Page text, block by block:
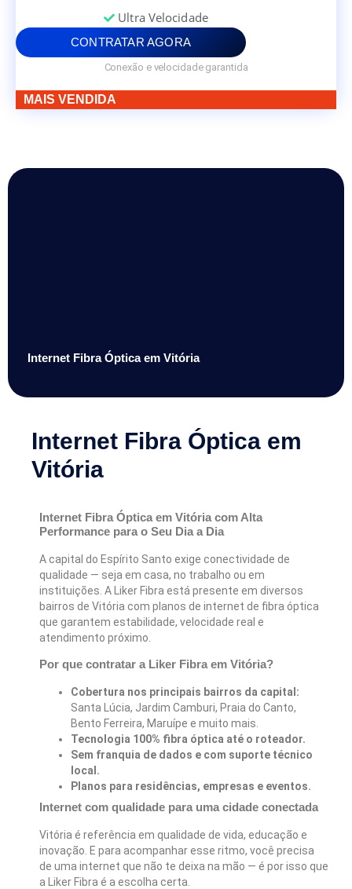
Ultra Velocidade
CONTRATAR AGORA
Conexão e velocidade garantida
MAIS VENDIDA
Internet Fibra Óptica em Vitória
Internet Fibra Óptica em
Vitória
Internet Fibra Óptica em Vitória com Alta
Performance para o Seu Dia a Dia
A capital do Espírito Santo exige conectividade de
qualidade — seja em casa, no trabalho ou em
instituições. A Liker Fibra está presente em diversos
bairros de Vitória com planos de internet de fibra óptica
que garantem estabilidade, velocidade real e
atendimento próximo.
Por que contratar a Liker Fibra em Vitória?
Cobertura nos principais bairros da capital:
Santa Lúcia, Jardim Camburi, Praia do Canto,
Bento Ferreira, Maruípe e muito mais.
Tecnologia 100% fibra óptica até o roteador.
Sem franquia de dados e com suporte técnico
local.
Planos para residências, empresas e eventos.
Internet com qualidade para uma cidade conectada
Vitória é referência em qualidade de vida, educação e
inovação. E para acompanhar esse ritmo, você precisa
de uma internet que não te deixa na mão — é por isso que
a Liker Fibra é a escolha certa.